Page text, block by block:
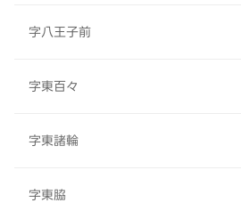
字八王子前
字東百々
字東諸輪
字東脇